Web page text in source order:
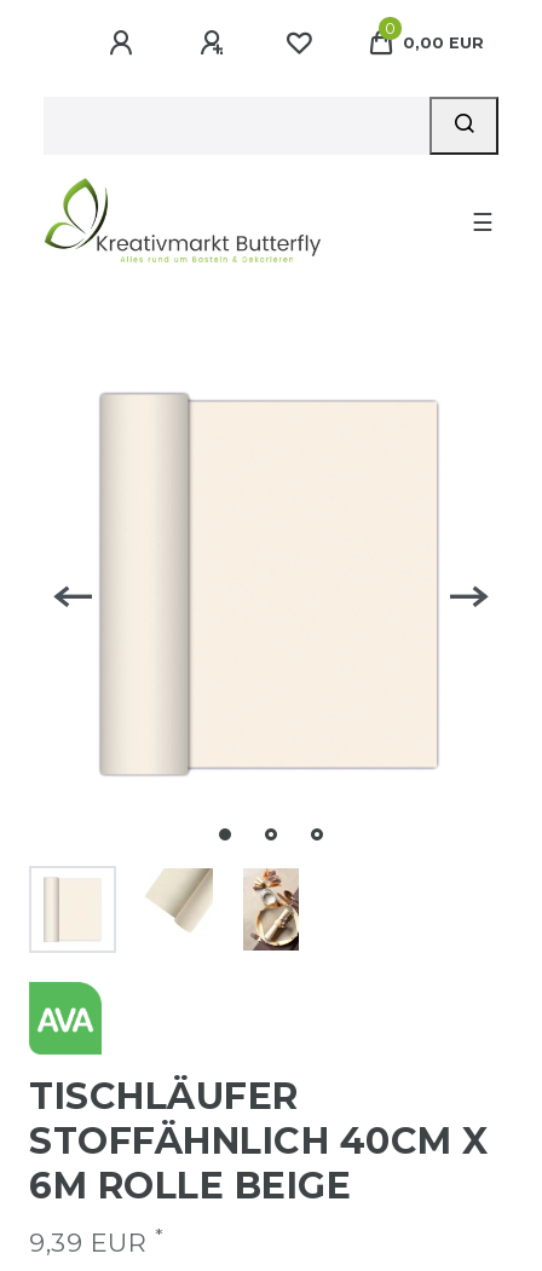
0
0,00 EUR
☰
TISCHLÄUFER
STOFFÄHNLICH 40CM X
6M ROLLE BEIGE
9,39 EUR *